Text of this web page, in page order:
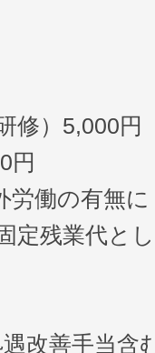
修）5,000円
円
労働の有無に
定残業代と
改善手当含